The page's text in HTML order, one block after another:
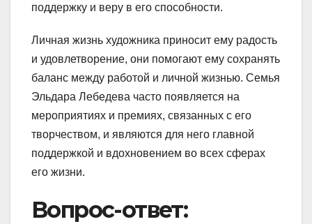
поддержку и веру в его способности.
Личная жизнь художника приносит ему радость
и удовлетворение, они помогают ему сохранять
баланс между работой и личной жизнью. Семья
Эльдара Лебедева часто появляется на
мероприятиях и премиях, связанных с его
творчеством, и являются для него главной
поддержкой и вдохновением во всех сферах
его жизни.
Вопрос-ответ: